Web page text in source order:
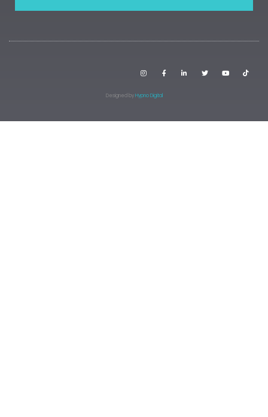
Designed byHypno Digital